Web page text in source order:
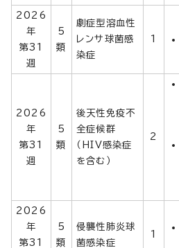
2026
年
第31
週
5
類
劇症型溶血性
レンサ球菌感
染症
1
2026
年
第31
週
5
類
後天性免疫不
全症候群
（HIV感染症
を含む）
2
2026
年
第31
5
類
侵襲性肺炎球
菌感染症
1